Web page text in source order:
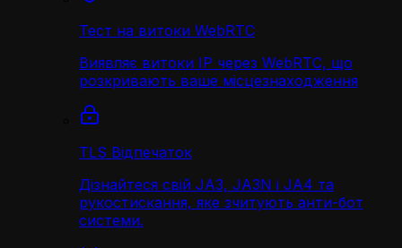
Тест на витоки WebRTC
Виявляє витоки IP через WebRTC, що
розкривають ваше місцезнаходження
TLS Відпечаток
Дізнайтеся свій JA3, JA3N і JA4 та
рукостискання, яке зчитують анти-бот
системи.